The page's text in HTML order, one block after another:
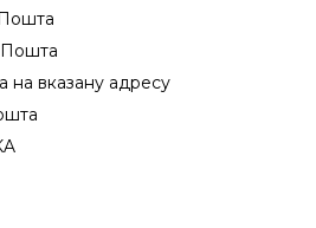
вказану адресу